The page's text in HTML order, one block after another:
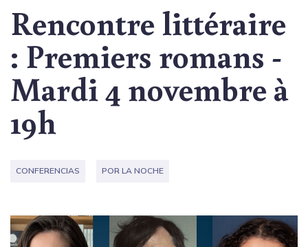
Rencontre littéraire
: Premiers romans -
Mardi 4 novembre à
19h
CONFERENCIAS POR LA NOCHE